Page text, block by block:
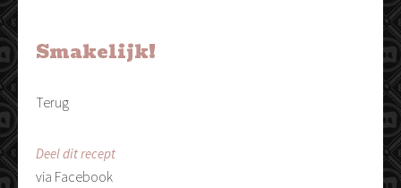
Smakelijk!
Terug
Deel dit recept
via Facebook